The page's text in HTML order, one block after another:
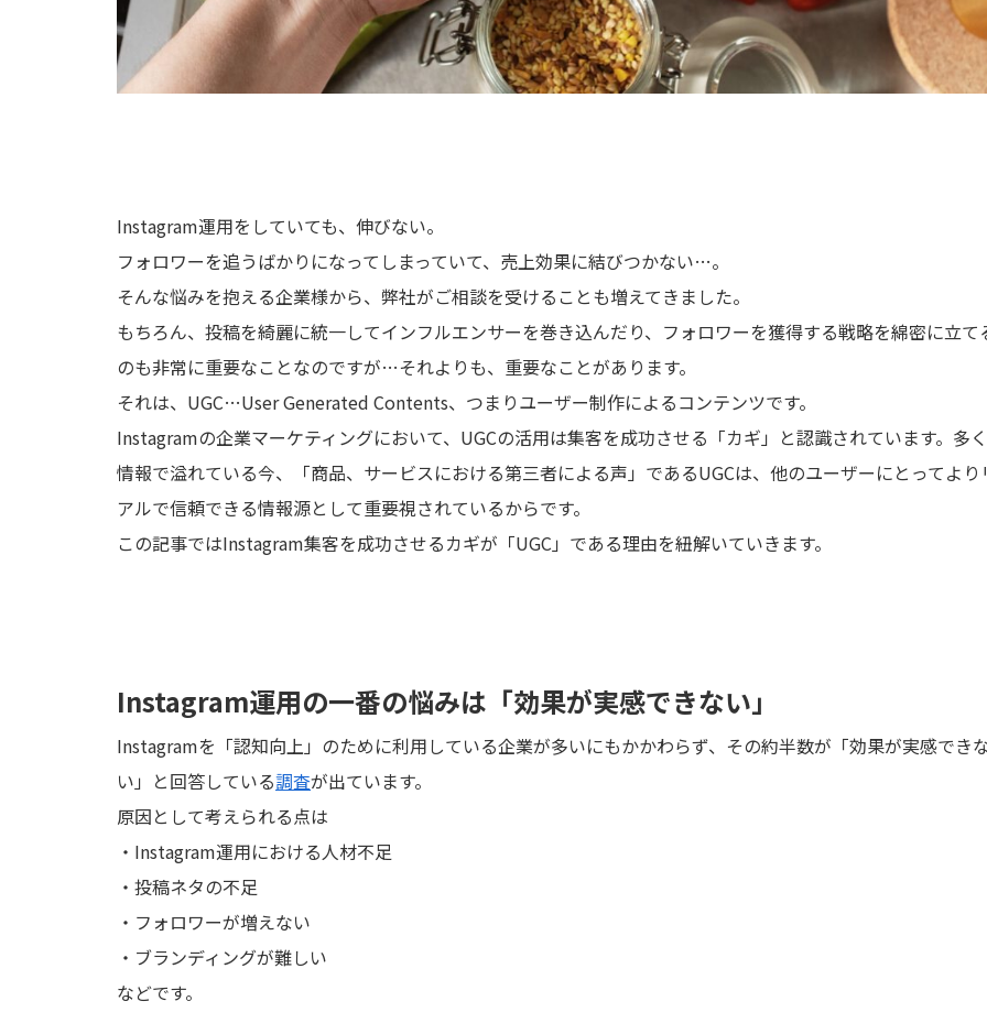
Instagram運用をしていても、伸びない。
フォロワーを追うばかりになってしまっていて、売上効果に結びつかない…。
そんな悩みを抱える企業様から、弊社がご相談を受けることも増えてきました。
もちろん、投稿を綺麗に統一してインフルエンサーを巻き込んだり、フォロワーを獲得する戦略を綿密に立て
のも非常に重要なことなのですが…それよりも、重要なことがあります。
それは、UGC…User Generated Contents、つまりユーザー制作によるコンテンツです。
Instagramの企業マーケティングにおいて、UGCの活用は集客を成功させる「カギ」と認識されています。多
情報で溢れている今、「商品、サービスにおける第三者による声」であるUGCは、他のユーザーにとってより
アルで信頼できる情報源として重要視されているからです。
この記事ではInstagram集客を成功させるカギが「UGC」である理由を紐解いていきます。
Instagram運用の一番の悩みは「効果が実感できない」
Instagramを「認知向上」のために利用している企業が多いにもかかわらず、その約半数が「効果が実感でき
い」と回答している調査が出ています。
原因として考えられる点は
・Instagram運用における人材不足
・投稿ネタの不足
・フォロワーが増えない
・ブランディングが難しい
などです。